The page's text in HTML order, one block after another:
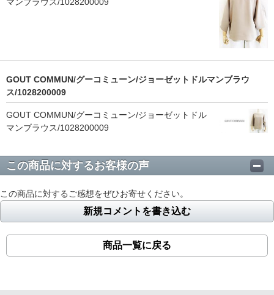
マンブラウス/1028200009
GOUT COMMUN/グーコミューン/ジョーゼットドルマンブラウ
ス/1028200009
GOUT COMMUN/グーコミューン/ジョーゼットドル
マンブラウス/1028200009
この商品に対するお客様の声
この商品に対するご感想をぜひお寄せください。
新規コメントを書き込む
商品一覧に戻る